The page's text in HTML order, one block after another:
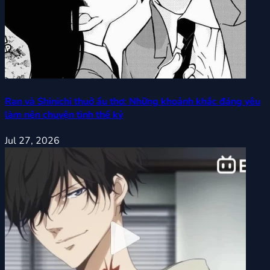
Ran và Shinichi thuở ấu thơ: Những khoảnh khắc đáng yêu
làm nên chuyện tình thế kỷ
Jul 27, 2026